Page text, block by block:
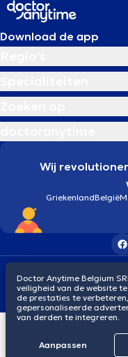
Download de app
Wij
GriekenlandBelgië
©
Doctor Anytime Belgium
veiligheid van de website
de prestaties te
gepersonaliseerde
van derden te integreren.
Aanpassen